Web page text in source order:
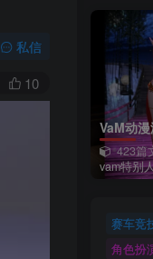
私信
10
VaM动
423篇
vam特别
赛车竞
角色扮